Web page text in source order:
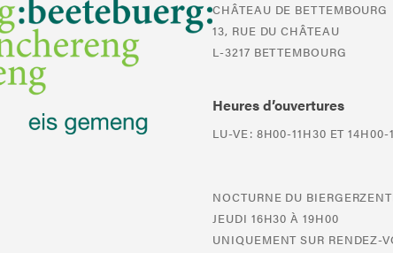
CHÂTEAU DE BETTEMBOURG
13, RUE DU CHÂTEAU
L-3217 BETTEMBOURG
Heures d’ouvertures
LU-VE: 8H00-11H30 ET 14H00-
NOCTURNE DU
JEUDI 16H30 À 19H00
UNIQUEMENT SUR RENDEZ-